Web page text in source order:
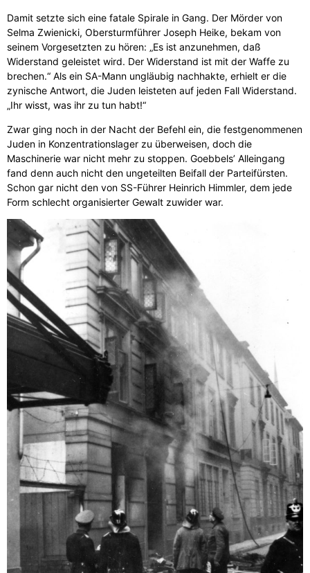
Damit setzte sich eine fatale Spirale in Gang. Der Mörder von
Selma Zwienicki, Obersturmführer Joseph Heike, bekam von
seinem Vorgesetzten zu hören: „Es ist anzunehmen, daß
Widerstand geleistet wird. Der Widerstand ist mit der Waffe zu
brechen.“ Als ein SA-Mann ungläubig nachhakte, erhielt er die
zynische Antwort, die Juden leisteten auf jeden Fall Widerstand.
„Ihr wisst, was ihr zu tun habt!“
Zwar ging noch in der Nacht der Befehl ein, die festgenommenen
Juden in Konzentrationslager zu überweisen, doch die
Maschinerie war nicht mehr zu stoppen. Goebbels’ Alleingang
fand denn auch nicht den ungeteilten Beifall der Parteifürsten.
Schon gar nicht den von SS-Führer Heinrich Himmler, dem jede
Form schlecht organisierter Gewalt zuwider war.